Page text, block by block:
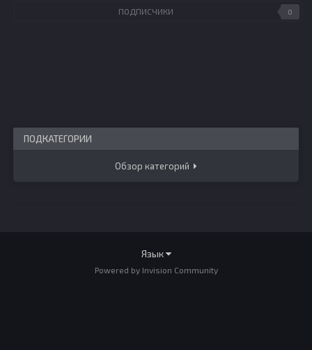
ПОДПИСЧИКИ 0
ПОДКАТЕГОРИИ
Обзор категорий
Язык
Powered by Invision Community